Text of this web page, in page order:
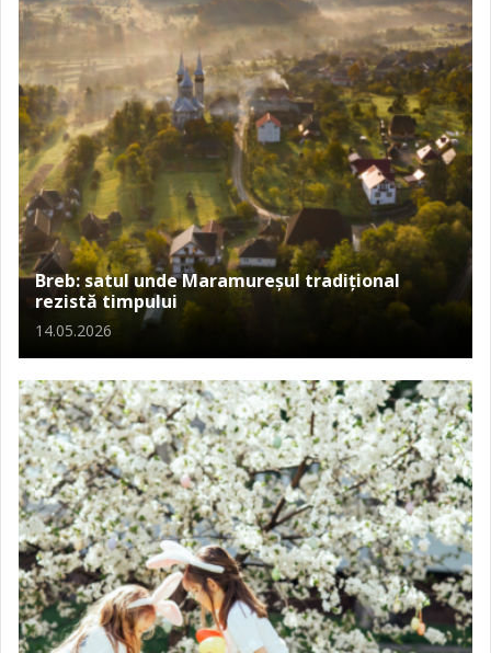
Breb: satul unde Maramureșul tradițional
rezistă timpului
14.05.2026